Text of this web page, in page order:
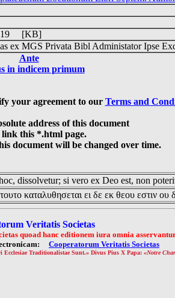
[KB]
ex MGS Privata Bibl Administator Ipse
Ante
in indicem primum
your agreement to our Terms and
address of this document
link this *.html page.
document will be changed over time.
dissolvetur; si vero ex Deo est, non
καταλυθησεται ει δε εκ θεου εστιν ου
Veritatis Societas
quoad hanc editionem iura omnia
Cooperatorum Veritatis Societas
Traditionalistae Sunt.» Divus Pius X Papa: «Notre